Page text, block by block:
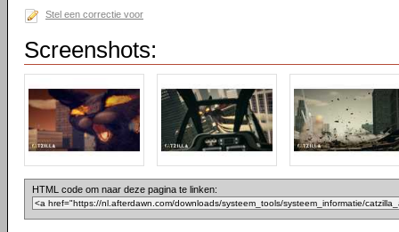
Stel een correctie voor
Screenshots:
HTML code om naar deze pagina te linken: